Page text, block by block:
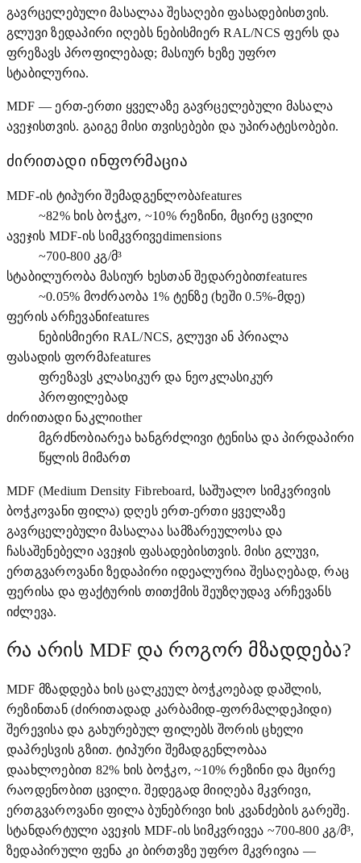
გავრცელებული მასალაა შესაღები ფასადებისთვის.
გლუვი ზედაპირი იღებს ნებისმიერ RAL/NCS ფერს და
ფრეზავს პროფილებად; მასიურ ხეზე უფრო
სტაბილურია.
MDF — ერთ-ერთი ყველაზე გავრცელებული მასალა
ავეჯისთვის. გაიგე მისი თვისებები და უპირატესობები.
ძირითადი ინფორმაცია
MDF-ის ტიპური შემადგენლობაfeatures
~82% ხის ბოჭკო, ~10% რეზინი, მცირე ცვილი
ავეჯის MDF-ის სიმკვრივეdimensions
~700-800 კგ/მ³
სტაბილურობა მასიურ ხესთან შედარებითfeatures
~0.05% მოძრაობა 1% ტენზე (ხეში 0.5%-მდე)
ფერის არჩევანიfeatures
ნებისმიერი RAL/NCS, გლუვი ან პრიალა
ფასადის ფორმაfeatures
ფრეზავს კლასიკურ და ნეოკლასიკურ
პროფილებად
ძირითადი ნაკლიother
მგრძნობიარეა ხანგრძლივი ტენისა და პირდაპირი
წყლის მიმართ
MDF (Medium Density Fibreboard, საშუალო სიმკვრივის
ბოჭკოვანი ფილა) დღეს ერთ-ერთი ყველაზე
გავრცელებული მასალაა სამზარეულოსა და
ჩასაშენებელი ავეჯის ფასადებისთვის. მისი გლუვი,
ერთგვაროვანი ზედაპირი იდეალურია შესაღებად, რაც
ფერისა და ფაქტურის თითქმის შეუზღუდავ არჩევანს
იძლევა.
რა არის MDF და როგორ მზადდება?
MDF მზადდება ხის ცალკეულ ბოჭკოებად დაშლის,
რეზინთან (ძირითადად კარბამიდ-ფორმალდეჰიდი)
შერევისა და გახურებულ ფილებს შორის ცხელი
დაპრესვის გზით. ტიპური შემადგენლობაა
დაახლოებით 82% ხის ბოჭკო, ~10% რეზინი და მცირე
რაოდენობით ცვილი. შედეგად მიიღება მკვრივი,
ერთგვაროვანი ფილა ბუნებრივი ხის კვანძების გარეშე.
სტანდარტული ავეჯის MDF-ის სიმკვრივეა ~700-800 კგ/მ³,
ზედაპირული ფენა კი ბირთვზე უფრო მკვრივია —